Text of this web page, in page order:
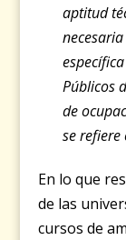
aptitud
Públicos
de
se
En lo que
de las
cursos de